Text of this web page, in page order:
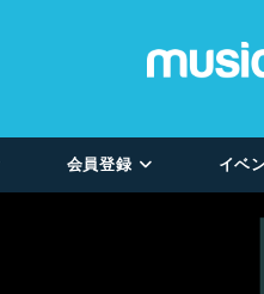
会員登録 イベ